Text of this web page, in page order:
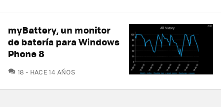
myBattery, un monitor
de batería para Windows
Phone 8
18 COMENTARIOS
HACE 14 AÑOS